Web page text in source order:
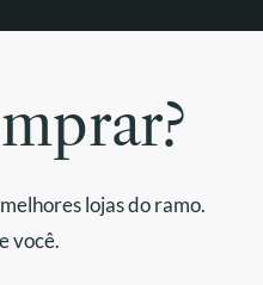
lojas do ramo.
você.